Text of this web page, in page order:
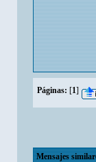
Páginas: [1]
Mensajes